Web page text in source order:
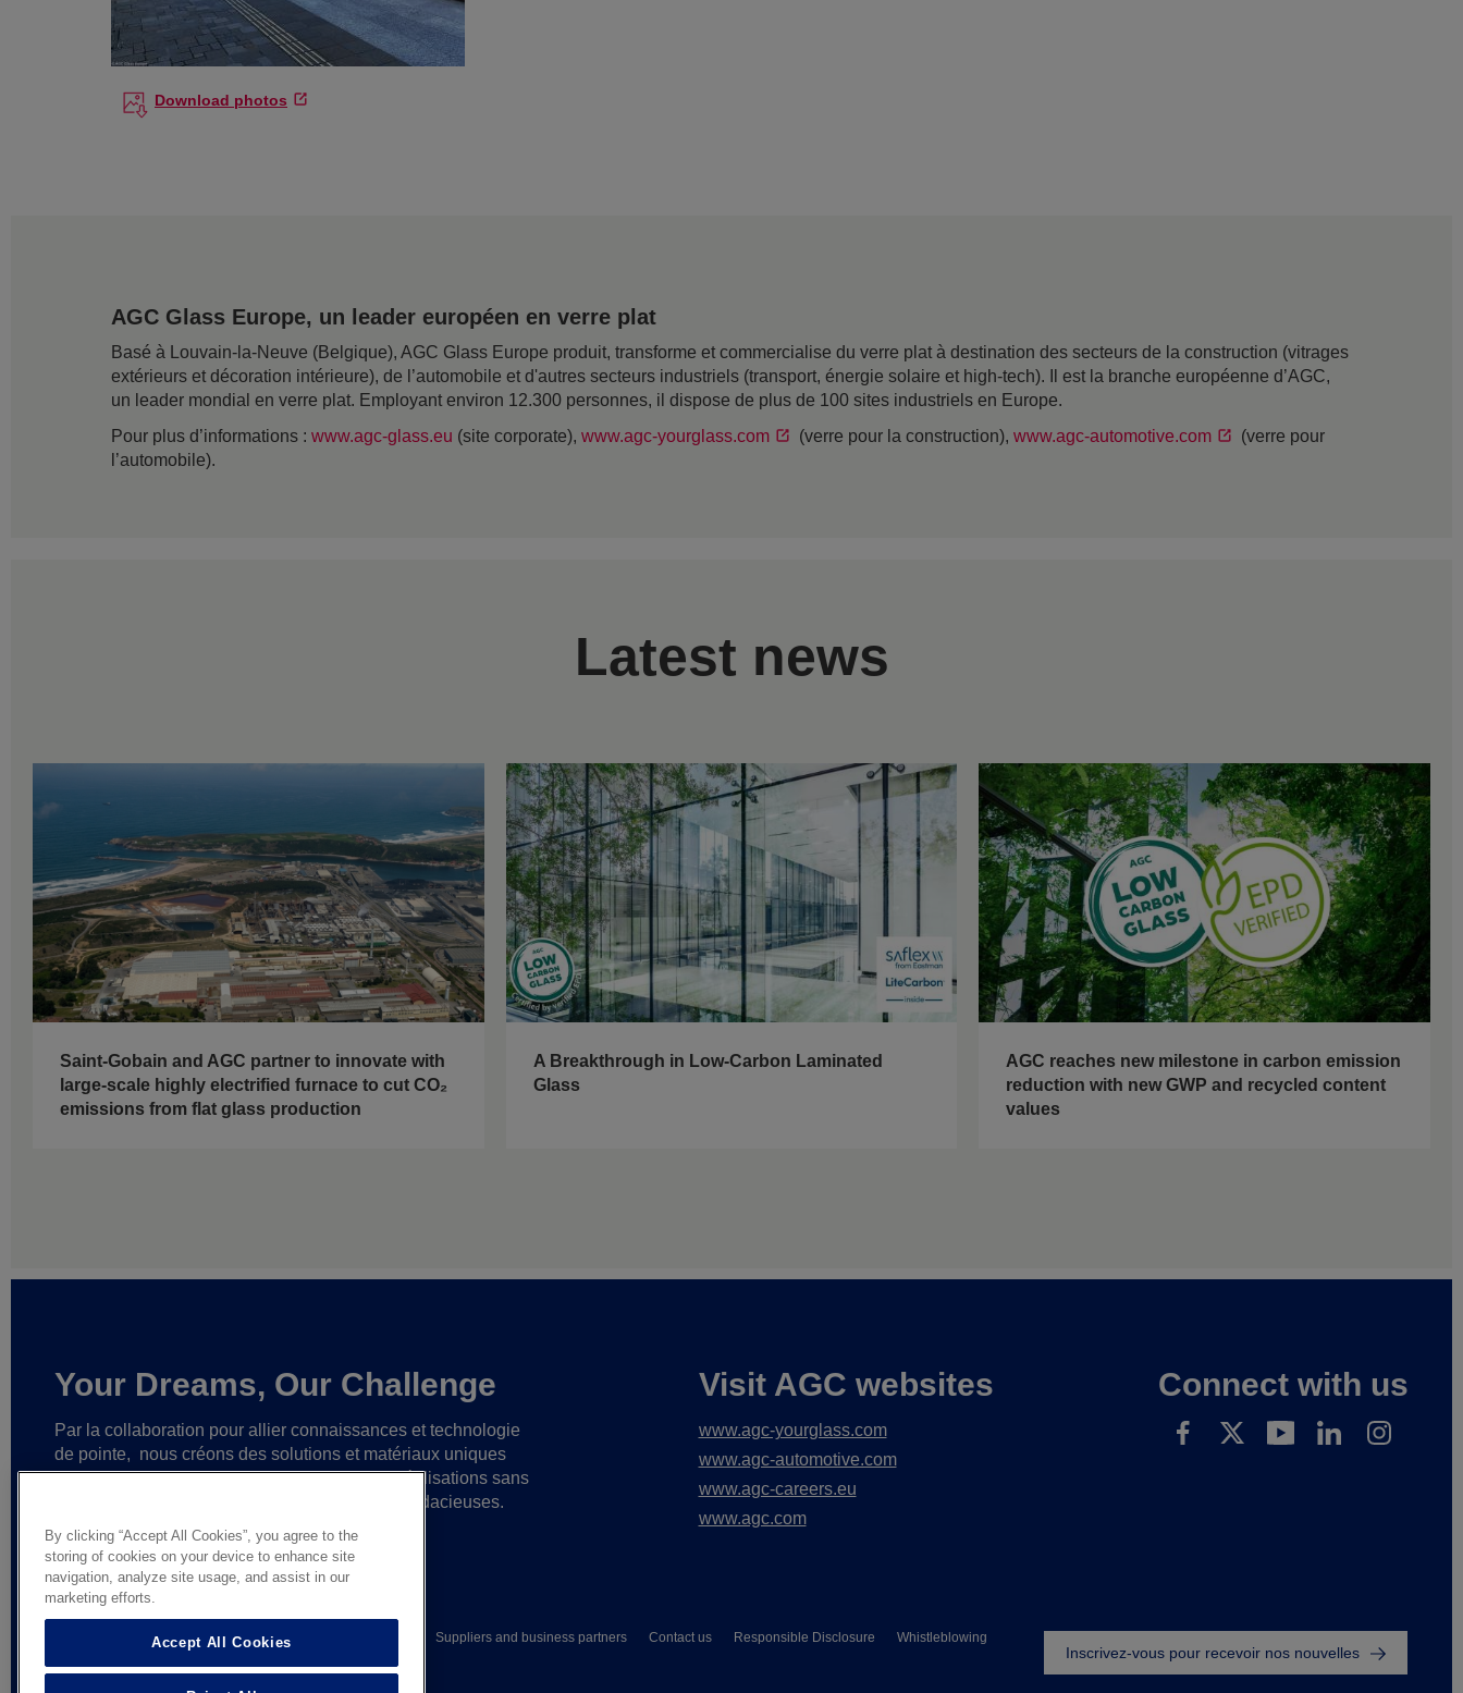
Download photos
AGC Glass Europe, un leader européen en verre plat
Basé à Louvain-la-Neuve (Belgique), AGC Glass Europe produit, transforme et commercialise du verre plat à destination des secteurs de la construction (vitrages
extérieurs et décoration intérieure), de l’automobile et d'autres secteurs industriels (transport, énergie solaire et high-tech). Il est la branche européenne d’AGC,
un leader mondial en verre plat. Employant environ 12.300 personnes, il dispose de plus de 100 sites industriels en Europe.
Pour plus d’informations : www.agc-glass.eu (site corporate), www.agc-yourglass.com (verre pour la construction), www.agc-automotive.com
(verre pour
l’automobile).
Latest news
Saint-Gobain and AGC partner to innovate with
large-scale highly electrified furnace to cut CO₂
emissions from flat glass production
A Breakthrough in Low-Carbon Laminated
Glass
AGC reaches new milestone in carbon emission
reduction with new GWP and recycled content
values
Your Dreams, Our Challenge
Par la collaboration pour allier connaissances et technologie
de pointe, nous créons des solutions et matériaux uniques
ainsi que des partenariats fiablesen vue de réalisations sans
et d’idées toujours plus audacieuses.
Visit AGC websites
www.agc-yourglass.com
www.agc-automotive.com
www.agc-careers.eu
www.agc.com
Connect with us
Footer
© AGC Glass Europe 2026 Legal Notice Suppliers and business partners Contact us Responsible Disclosure
Whistleblowing
General terms of sale
Inscrivez-vous pour recevoir nos nouvelles
By clicking “Accept All Cookies”, you agree to the
storing of cookies on your device to enhance site
navigation, analyze site usage, and assist in our
marketing efforts.
Accept All Cookies